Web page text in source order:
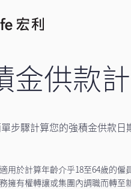
金供款
步驟計算您的強積金供款日
用於計算年齡介乎18至64歲的僱
擁有權轉讓或集團內調職而轉